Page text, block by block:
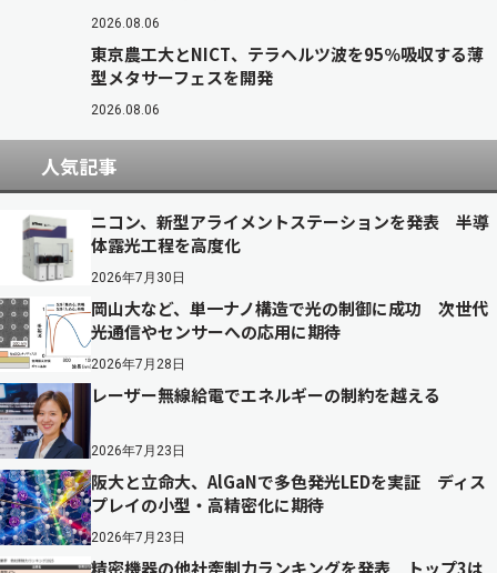
2026.08.06
東京農工大とNICT、テラヘルツ波を95％吸収する薄
型メタサーフェスを開発
2026.08.06
人気記事
ニコン、新型アライメントステーションを発表 半導
体露光工程を高度化
2026年7月30日
岡山大など、単一ナノ構造で光の制御に成功 次世代
光通信やセンサーへの応用に期待
2026年7月28日
レーザー無線給電でエネルギーの制約を越える
2026年7月23日
阪大と立命大、AlGaNで多色発光LEDを実証 ディス
プレイの小型・高精密化に期待
2026年7月23日
精密機器の他社牽制力ランキングを発表 トップ3は